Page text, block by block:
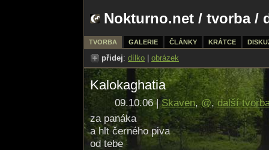
Nokturno.net / tvorba/
TVORBA GALERIE ČLÁNKY KRÁTCE
přidej: dílko obrázek
Kalokaghatia
09.10.06 |Skaven,@,další
za panáka
a hlt černého piva
od tebe